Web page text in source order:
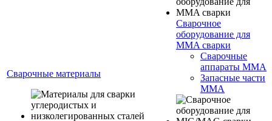
Сварочные материалы
Сварочное
оборудование для
MMA сварки
Сварочные
аппараты MMA
Запасные части
MMA